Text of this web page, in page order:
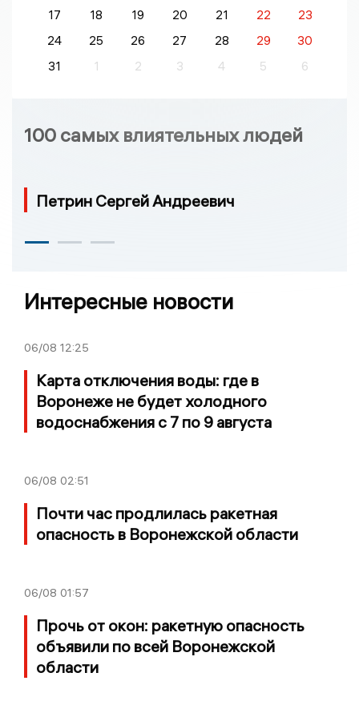
17 18 19 20 21 22
23
24
25 26 27 28 29
30
31
1 2 3 4 5 6
100 самых влиятельных людей
Петрин Сергей Андреевич
Интересные новости
06/08 12:25
Карта отключения воды: где в
Воронеже не будет холодного
водоснабжения с 7 по 9 августа
06/08 02:51
Почти час продлилась ракетная
опасность в Воронежской области
06/08 01:57
Прочь от окон: ракетную опасность
объявили по всей Воронежской
области